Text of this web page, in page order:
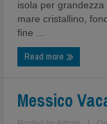
isola per grandezza
mare cristallino,
fine ...
Read more
Messico